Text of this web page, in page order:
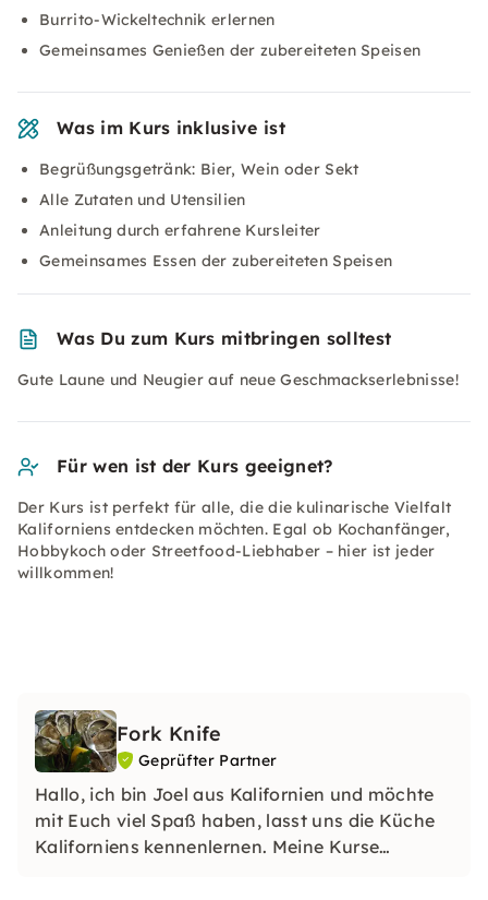
Burrito-Wickeltechnik erlernen
Gemeinsames Genießen der zubereiteten Speisen
Was im Kurs inklusive ist
Begrüßungsgetränk: Bier, Wein oder Sekt
Alle Zutaten und Utensilien
Anleitung durch erfahrene Kursleiter
Gemeinsames Essen der zubereiteten Speisen
Was Du zum Kurs mitbringen solltest
Gute Laune und Neugier auf neue Geschmackserlebnisse!
Für wen ist der Kurs geeignet?
Der Kurs ist perfekt für alle, die die kulinarische Vielfalt
Kaliforniens entdecken möchten. Egal ob Kochanfänger,
Hobbykoch oder Streetfood-Liebhaber – hier ist jeder
willkommen!
Fork Knife
Geprüfter Partner
Hallo, ich bin Joel aus Kalifornien und möchte
mit Euch viel Spaß haben, lasst uns die Küche
Kaliforniens kennenlernen. Meine Kurse